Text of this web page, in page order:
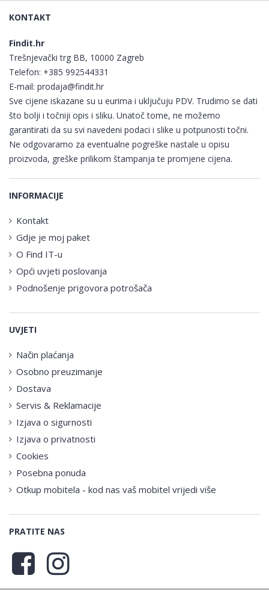
KONTAKT
Findit.hr
Trešnjevački trg BB, 10000 Zagreb
Telefon: +385 992544331
E-mail: prodaja@findit.hr
Sve cijene iskazane su u eurima i uključuju PDV. Trudimo se dati
što bolji i točniji opis i sliku. Unatoč tome, ne možemo
garantirati da su svi navedeni podaci i slike u potpunosti točni.
Ne odgovaramo za eventualne pogreške nastale u opisu
proizvoda, greške prilikom štampanja te promjene cijena.
INFORMACIJE
Kontakt
Gdje je moj paket
O Find IT-u
Opći uvjeti poslovanja
Podnošenje prigovora potrošača
UVJETI
Način plaćanja
Osobno preuzimanje
Dostava
Servis & Reklamacije
Izjava o sigurnosti
Izjava o privatnosti
Cookies
Posebna ponuda
Otkup mobitela - kod nas vaš mobitel vrijedi više
PRATITE NAS